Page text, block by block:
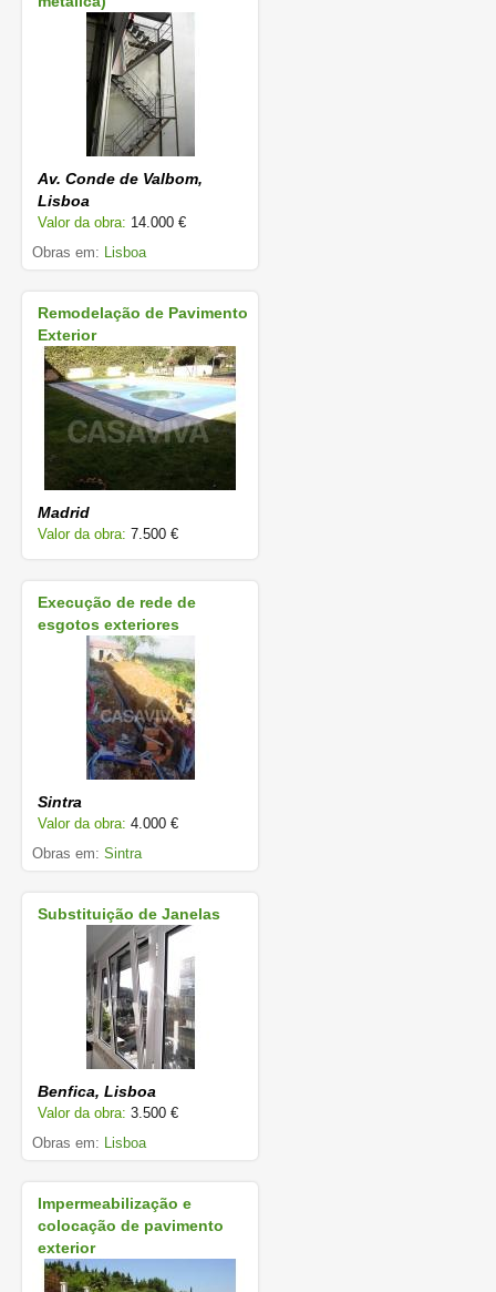
Av. Conde de Valbom,
Lisboa
Valor da obra: 14.000 €
Obras em: Lisboa
Remodelação de Pavimento
Exterior
Madrid
Valor da obra: 7.500 €
Execução de rede de
esgotos exteriores
Sintra
Valor da obra: 4.000 €
Obras em: Sintra
Substituição de Janelas
Benfica, Lisboa
Valor da obra: 3.500 €
Obras em: Lisboa
Impermeabilização e
colocação de pavimento
exterior